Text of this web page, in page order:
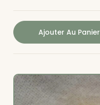
Ajouter Au Panier